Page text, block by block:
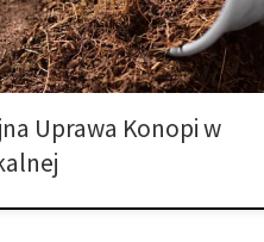
mediów uprawowych,
profesjonalistów na całym świecie.
kompleksowy […]
Uprawa Konopi w